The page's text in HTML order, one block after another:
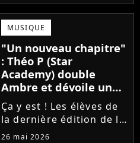
dernière minute pour
des raisons de santé, ne
sera finalement pas
reprogrammé.
MUSIQUE
"Un nouveau chapitre"
: Théo P (Star
Academy) double
Ambre et dévoile un
premier extrait de son
single
Ça y est ! Les élèves de
la dernière édition de la
Star Academy
26 mai 2026